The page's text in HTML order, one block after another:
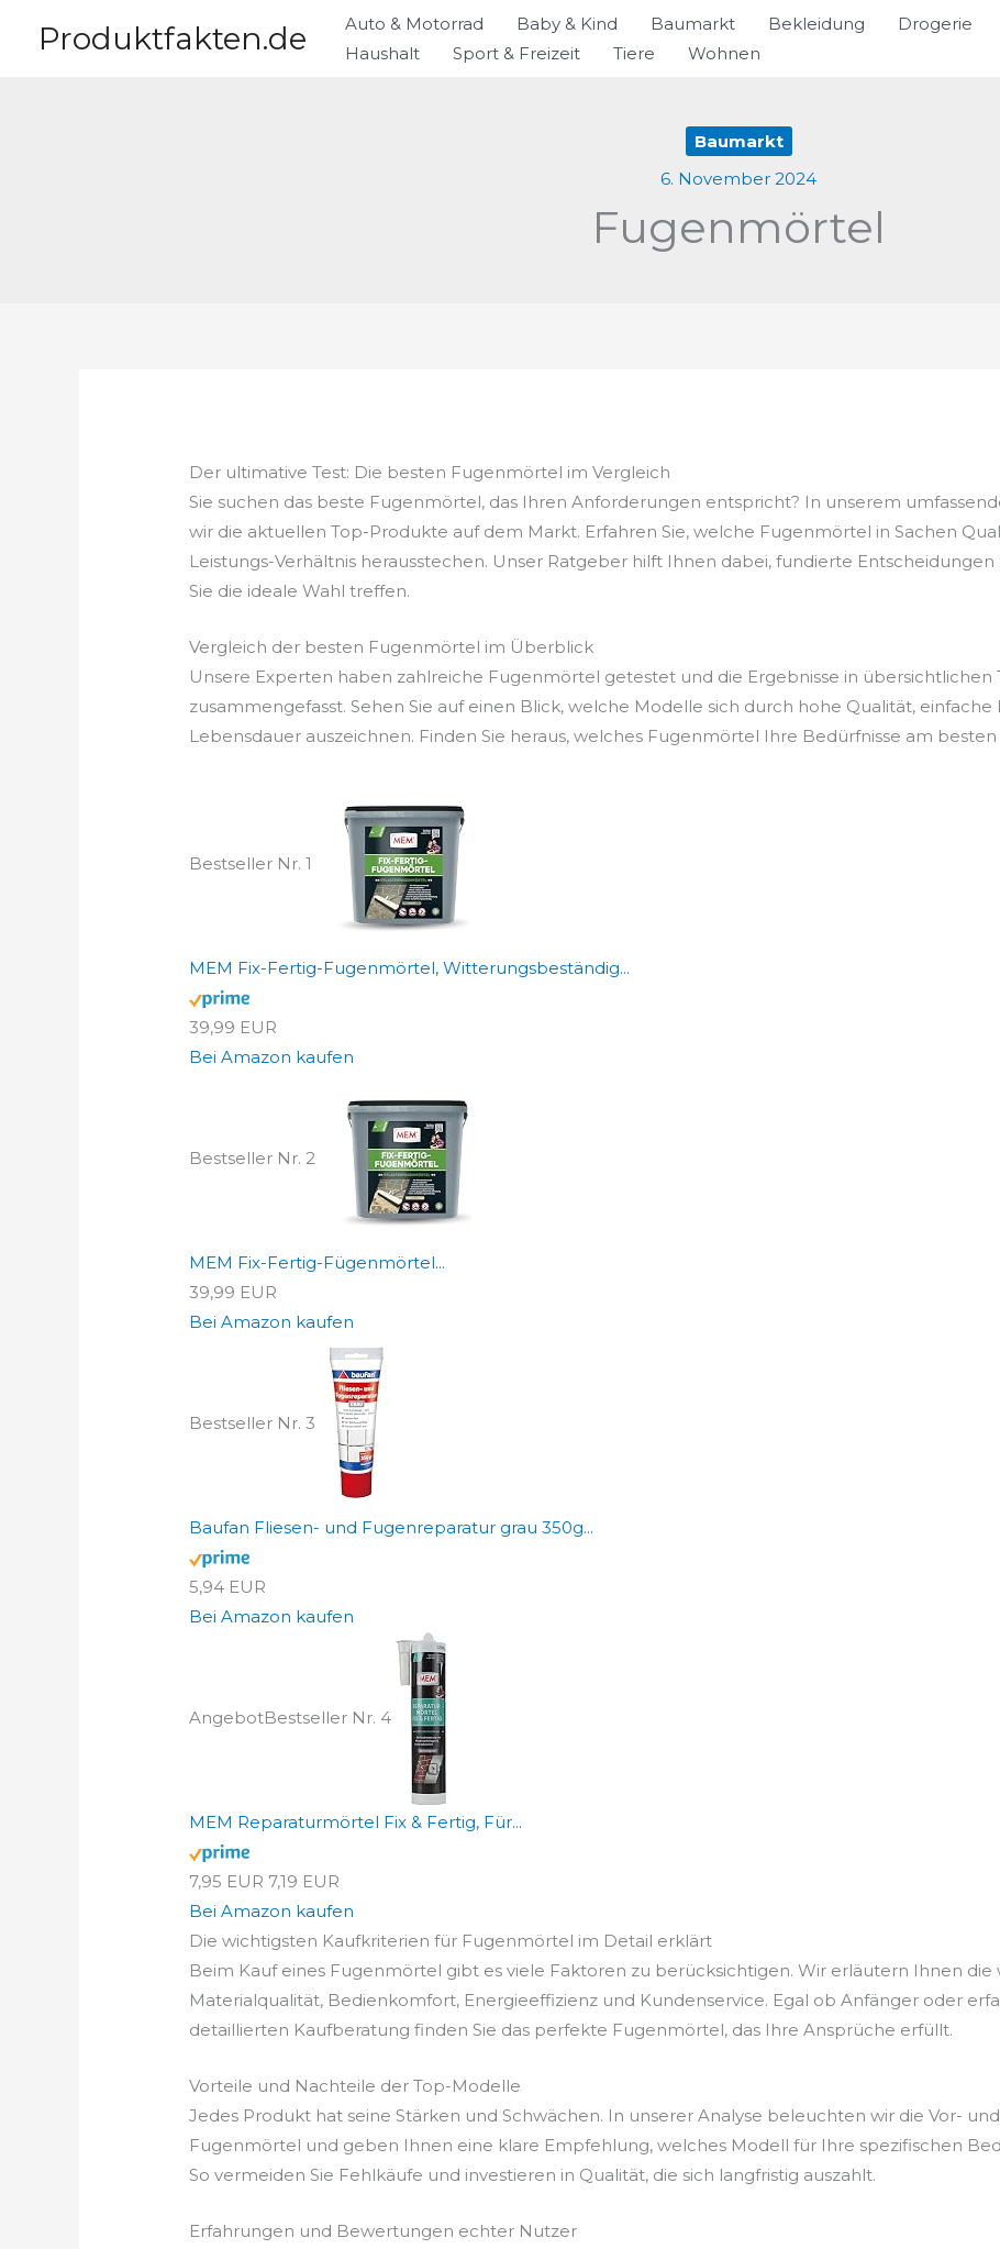
InhaltProduktfakten.de Auto & Motorrad Baby & Kind Baumarkt Bekleidung Drogerie
Haushalt
Sport & Freizeit Tiere Wohnen
Baumarkt
6. November 2024
Fugenmörtel
Der ultimative Test: Die besten Fugenmörtel im Vergleich
Sie suchen das beste Fugenmörtel, das Ihren Anforderungen entspricht? In unserem
wir die aktuellen Top-Produkte auf dem Markt. Erfahren Sie, welche Fugenmörtel in Sachen
Leistungs-Verhältnis herausstechen. Unser Ratgeber hilft Ihnen dabei, fundierte
Sie die ideale Wahl treffen.
Vergleich der besten Fugenmörtel im Überblick
Unsere Experten haben zahlreiche Fugenmörtel getestet und die Ergebnisse in übersichtlichen
zusammengefasst. Sehen Sie auf einen Blick, welche Modelle sich durch hohe Qualität,
Lebensdauer auszeichnen. Finden Sie heraus, welches Fugenmörtel Ihre Bedürfnisse am
Bestseller Nr. 1
MEM Fix-Fertig-Fugenmörtel, Witterungsbeständig...
39,99 EUR
Bei Amazon kaufen
Bestseller Nr. 2
MEM Fix-Fertig-Fügenmörtel...
39,99 EUR
Bei Amazon kaufen
Bestseller Nr. 3
Baufan Fliesen- und Fugenreparatur grau 350g...
5,94 EUR
Bei Amazon kaufen
AngebotBestseller Nr. 4
MEM Reparaturmörtel Fix & Fertig, Für...
7,95 EUR 7,19 EUR
Bei Amazon kaufen
Die wichtigsten Kaufkriterien für Fugenmörtel im Detail erklärt
Beim Kauf eines Fugenmörtel gibt es viele Faktoren zu berücksichtigen. Wir erläutern Ihnen
Materialqualität, Bedienkomfort, Energieeffizienz und Kundenservice. Egal ob Anfänger oder
detaillierten Kaufberatung finden Sie das perfekte Fugenmörtel, das Ihre Ansprüche erfüllt.
Vorteile und Nachteile der Top-Modelle
Jedes Produkt hat seine Stärken und Schwächen. In unserer Analyse beleuchten wir die Vor-
Fugenmörtel und geben Ihnen eine klare Empfehlung, welches Modell für Ihre spezifischen
So vermeiden Sie Fehlkäufe und investieren in Qualität, die sich langfristig auszahlt.
Erfahrungen und Bewertungen echter Nutzer